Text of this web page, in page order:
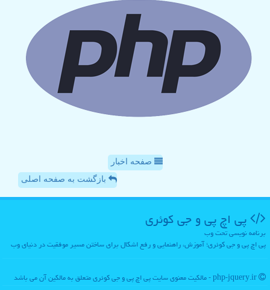
صفحه اخبار
بازگشت به صفحه اصلی
پی اچ پی و جی كوئری
برنامه نویسی تحت وب
پی اچ پی و جی کوئری؛ آموزش، راهنمایی و رفع اشکال برای ساختن مسیر موفقیت در دنیای وب